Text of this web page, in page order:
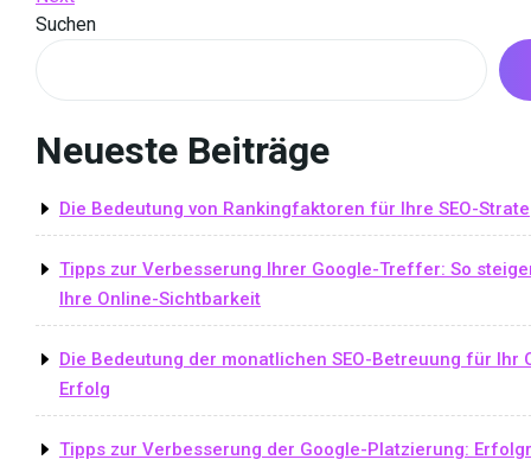
Navigation
Post
Suchen
Neueste Beiträge
Die Bedeutung von Rankingfaktoren für Ihre SEO-
Tipps zur Verbesserung Ihrer Google-Treffer: So
Ihre Online-Sichtbarkeit
Die Bedeutung der monatlichen SEO-Betreuung für Ihr
Erfolg
Tipps zur Verbesserung der Google-Platzierung: